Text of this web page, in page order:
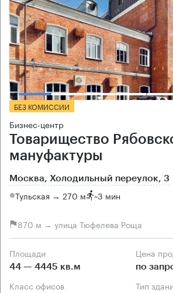
БЕЗ КОМИССИИ
Бизнес-центр
Товарищество
мануфактуры
Москва, Холодильный переулок, 3
Тульская → 270 м ~3 мин
870 м → улица Тюфелева Роща
Площади
44 — 4445 кв.м
Цена
по
Класс офисов Тип